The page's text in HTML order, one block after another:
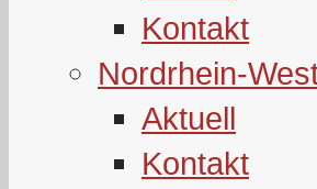
Kontakt
Nordrhein-
Aktuell
Kontakt